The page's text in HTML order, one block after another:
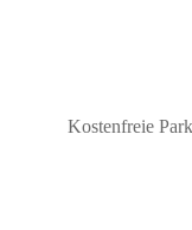
Kostenfreie